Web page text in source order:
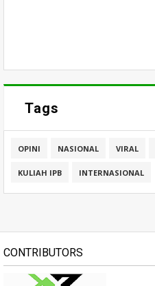
Tags
OPINI NASIONAL VIRAL
KULIAH IPB INTERNASIONAL
CONTRIBUTORS